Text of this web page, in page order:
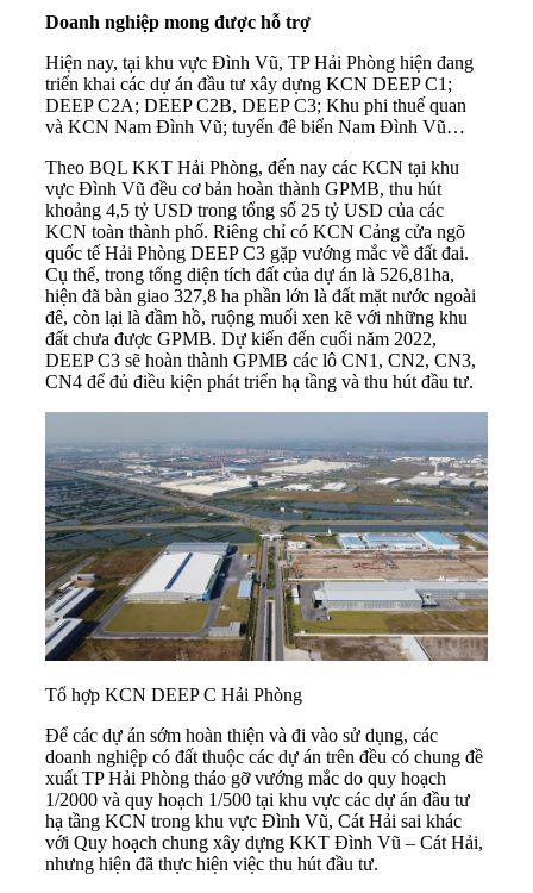
Doanh nghiệp mong được hỗ trợ
Hiện nay, tại khu vực Đình Vũ, TP Hải Phòng hiện đang
triển khai các dự án đầu tư xây dựng KCN DEEP C1;
DEEP C2A; DEEP C2B, DEEP C3; Khu phi thuế quan
và KCN Nam Đình Vũ; tuyến đê biển Nam Đình Vũ…
Theo BQL KKT Hải Phòng, đến nay các KCN tại khu
vực Đình Vũ đều cơ bản hoàn thành GPMB, thu hút
khoảng 4,5 tỷ USD trong tổng số 25 tỷ USD của các
KCN toàn thành phố. Riêng chỉ có KCN Cảng cửa ngõ
quốc tế Hải Phòng DEEP C3 gặp vướng mắc về đất đai.
Cụ thể, trong tổng diện tích đất của dự án là 526,81ha,
hiện đã bàn giao 327,8 ha phần lớn là đất mặt nước ngoài
đê, còn lại là đầm hồ, ruộng muối xen kẽ với những khu
đất chưa được GPMB. Dự kiến đến cuối năm 2022,
DEEP C3 sẽ hoàn thành GPMB các lô CN1, CN2, CN3,
CN4 để đủ điều kiện phát triển hạ tầng và thu hút đầu tư.
Tổ hợp KCN DEEP C Hải Phòng
Để các dự án sớm hoàn thiện và đi vào sử dụng, các
doanh nghiệp có đất thuộc các dự án trên đều có chung đề
xuất TP Hải Phòng tháo gỡ vướng mắc do quy hoạch
1/2000 và quy hoạch 1/500 tại khu vực các dự án đầu tư
hạ tầng KCN trong khu vực Đình Vũ, Cát Hải sai khác
với Quy hoạch chung xây dựng KKT Đình Vũ – Cát Hải,
nhưng hiện đã thực hiện việc thu hút đầu tư.